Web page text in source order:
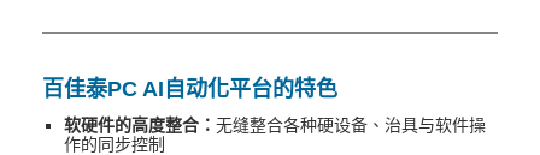
百佳泰PC AI自动化平台的特色
软硬件的高度整合：无缝整合各种硬设备、治具与软件操
作的同步控制